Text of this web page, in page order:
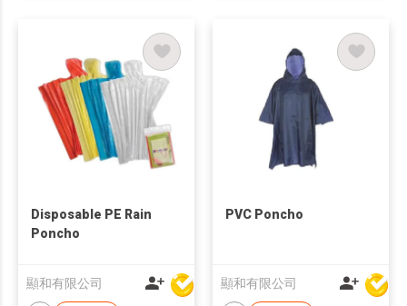
Disposable PE Rain
Poncho
顯和有限公司
PVC Poncho
顯和有限公司